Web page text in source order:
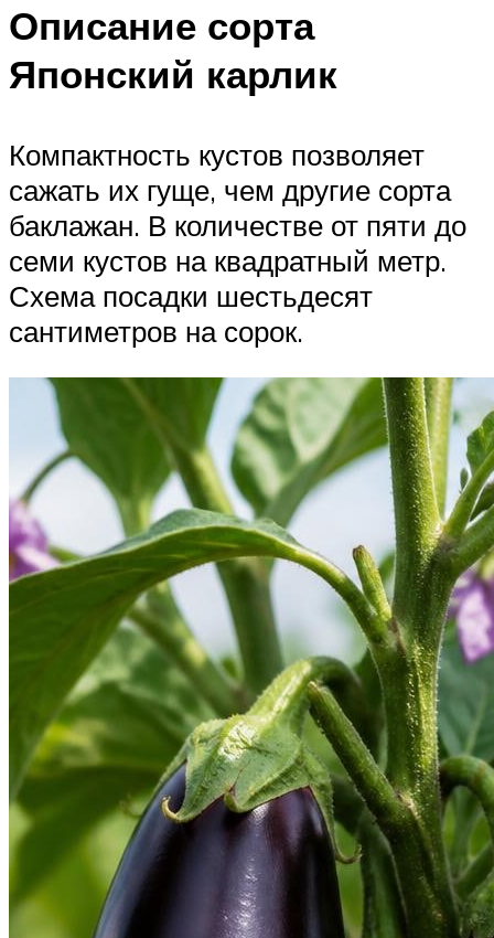
Описание сорта
Японский карлик
Компактность кустов позволяет
сажать их гуще, чем другие сорта
баклажан. В количестве от пяти до
семи кустов на квадратный метр.
Схема посадки шестьдесят
сантиметров на сорок.